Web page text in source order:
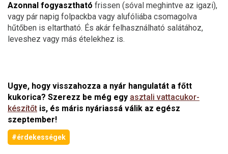
Azonnal fogyasztható frissen (sóval meghintve az igazi),
vagy pár napig folpackba vagy alufóliába csomagolva
hűtőben is eltartható. És akár felhasználható salátához,
leveshez vagy más ételekhez is.
Ugye, hogy visszahozza a nyár hangulatát a főtt
kukorica? Szerezz be még egy asztali vattacukor-
készítőt is, és máris nyáriassá válik az egész
szeptember!
#érdekességek